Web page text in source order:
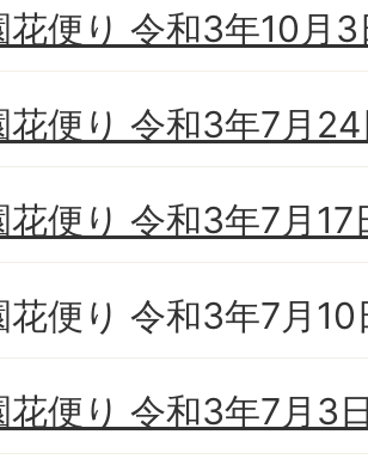
花便り 令和3年10月
花便り 令和3年7月
花便り 令和3年7月
花便り 令和3年7月
花便り 令和3年7月3